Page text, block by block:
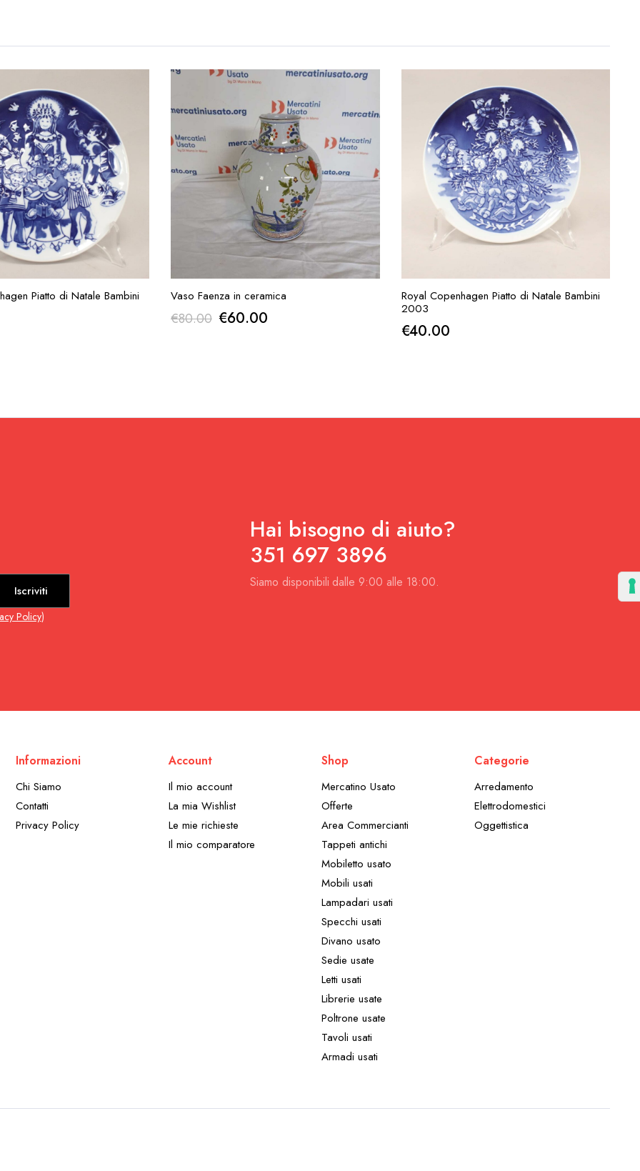
ALLA RICHIESTA
Piatto di Natale Bambini
AGGIUNGI ALLA RICHIESTA
Vaso Faenza in ceramica
€80.00 Il
€60.00Il
AGGIUNGI ALLA RICHIESTA
Royal Copenhagen Piatto di Natale Bambini
2003
€40.00
Iscriviti
Policy)
Hai bisogno di aiuto?
351 697 3896
Siamo disponibili dalle 9:00 alle 18:00.
Informazioni
Chi Siamo
Contatti
Privacy Policy
Account
Il mio account
La mia Wishlist
Le mie richieste
Il mio comparatore
Shop
Mercatino Usato
Offerte
Area Commercianti
Tappeti antichi
Mobiletto usato
Mobili usati
Lampadari usati
Specchi usati
Divano usato
Sedie usate
Letti usati
Librerie usate
Poltrone usate
Tavoli usati
Armadi usati
Categorie
Arredamento
Elettrodomestici
Oggettistica